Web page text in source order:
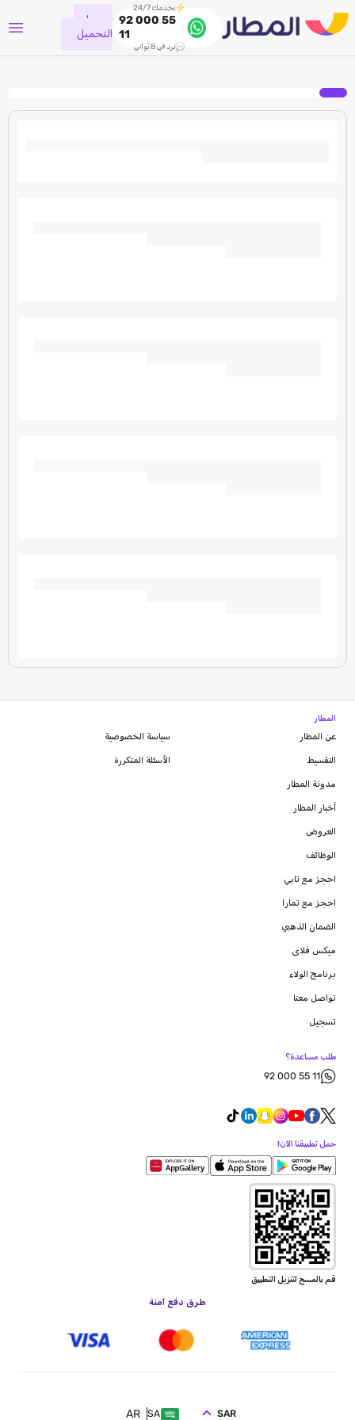
نخدمك 24/7
92 000 55
11
نرد في 8 ثواني
جاري
التحميل
المطار
عن المطار
التقسيط
مدونة المطار
أخبار المطار
العروض
الوظائف
احجز مع تابي
احجز مع تمارا
الضمان الذهبي
ميكس فلاى
برنامج الولاء
سياسة الخصوصية
الأسئلة المتكررة
تواصل معنا
تسجيل
طلب مساعدة؟
92 000 55 11
حمل تطبيقنا الآن!
قم بالمسح لتنزيل التطبيق
طرق دفع آمنة
SA
AR SAR